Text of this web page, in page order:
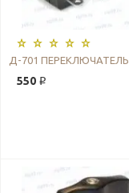
Д-701 ПЕРЕКЛЮЧАТЕЛЬ
550 ₽